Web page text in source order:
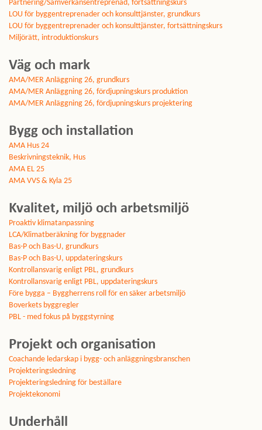
Partnering/Samverkansentreprenad, fortsättningskurs
LOU för byggentreprenader och konsulttjänster, grundkurs
LOU för byggentreprenader och konsulttjänster, fortsättningskurs
Miljörätt, introduktionskurs
Väg och mark
AMA/MER Anläggning 26, grundkurs
AMA/MER Anläggning 26, fördjupningskurs produktion
AMA/MER Anläggning 26, fördjupningskurs projektering
Bygg och installation
AMA Hus 24
Beskrivningsteknik, Hus
AMA EL 25
AMA VVS & Kyla 25
Kvalitet, miljö och arbetsmiljö
Proaktiv klimatanpassning
LCA/Klimatberäkning för byggnader
Bas-P och Bas-U, grundkurs
Bas-P och Bas-U, uppdateringskurs
Kontrollansvarig enligt PBL, grundkurs
Kontrollansvarig enligt PBL, uppdateringskurs
Före bygga – Byggherrens roll för en säker arbetsmiljö
Boverkets byggregler
PBL - med fokus på byggstyrning
Projekt och organisation
Coachande ledarskap i bygg- och anläggningsbranschen
Projekteringsledning
Projekteringsledning för beställare
Projektekonomi
Underhåll